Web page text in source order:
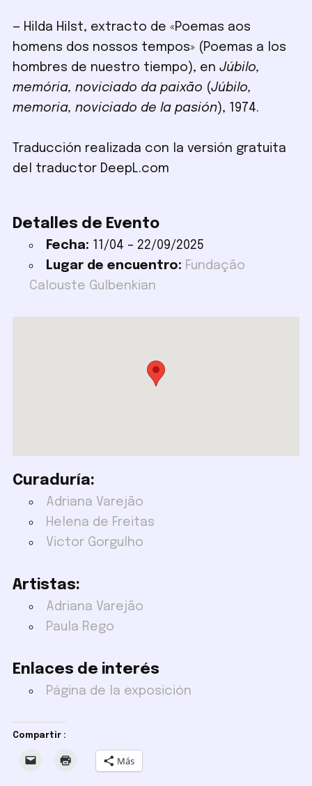
— Hilda Hilst, extracto de «Poemas aos
homens dos nossos tempos» (Poemas a los
hombres de nuestro tiempo), enJúbilo,
memória, noviciado da paixão (Júbilo,
memoria, noviciado de la pasión), 1974.
Traducción realizada con la versión gratuita
del traductor DeepL.com
Detalles de Evento
Fecha: 11/04 – 22/09/2025
Lugar de encuentro: Fundação
Calouste Gulbenkian
Curaduría:
Adriana Varejão
Helena de Freitas
Victor Gorgulho
Artistas:
Adriana Varejão
Paula Rego
Enlaces de interés
Página de la exposición
Compartir :
Más